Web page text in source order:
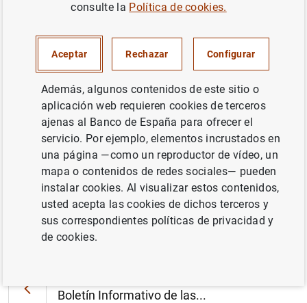
BANCO DE ESPAÑA
SOCIEDADES NO FINANCIERAS, EMPRESAS
COMPETITIVIDAD
Número 16 (6MB )
Boletín Informativo de las...
Siguiente
consulte la Política de cookies.
Aceptar Rechazar Configurar
Además, algunos contenidos de este sitio o
aplicación web requieren cookies de terceros
ajenas al Banco de España para ofrecer el
servicio. Por ejemplo, elementos incrustados en
una página —como un reproductor de vídeo, un
mapa o contenidos de redes sociales— pueden
instalar cookies. Al visualizar estos contenidos,
usted acepta las cookies de dichos terceros y
sus correspondientes políticas de privacidad y
de cookies.